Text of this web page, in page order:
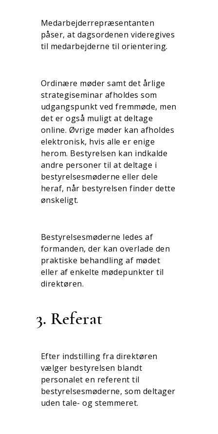
Medarbejderrepræsentanten
påser, at dagsordenen videre­gives
til medarbejderne til orientering.
Ordinære møder samt det årlige
strategiseminar afholdes som
udgangspunkt ved fremmøde, men
det er også muligt at deltage
online. Øvrige møder kan afholdes
elektronisk, hvis alle er enige
herom. Bestyrelsen kan indkalde
andre personer til at deltage i
bestyrelsesmøderne eller dele
heraf, når besty­relsen finder dette
ønskeligt.
Bestyrelsesmøderne ledes af
formanden, der kan overlade den
praktiske behandling af mødet
eller af enkelte møde­punkter til
direktøren.
3. Referat
Efter indstilling fra direktøren
vælger bestyrelsen blandt
personalet en referent til
bestyrelsesmøderne, som deltager
uden tale- og stemmeret.